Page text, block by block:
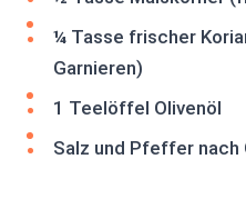
¼ Tasse frischer
Garnieren)
1 Teelöffel Olivenöl
Salz und Pfeffer nach